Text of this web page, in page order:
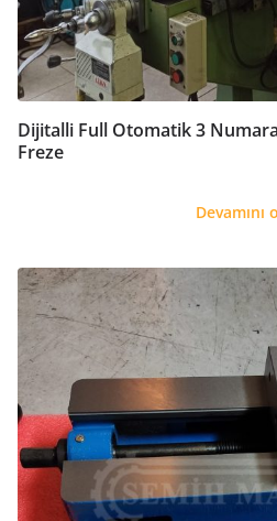
Dijitalli Full Otomatik 3
Freze
Devamını